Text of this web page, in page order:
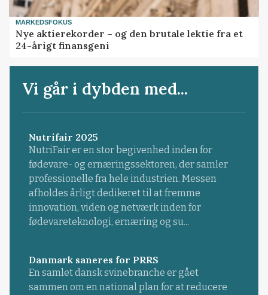
MARKEDSFOKUS
Nye aktierekorder – og den brutale lektie fra et
24-årigt finansgeni
Vi går i dybden med...
Nutrifair 2025
NutriFair er en stor begivenhed inden for
fødevare- og ernæringssektoren, der samler
professionelle fra hele industrien. Messen
afholdes årligt dedikeret til at fremme
innovation, viden og netværk inden for
fødevareteknologi, ernæring og su...
Danmark saneres for PRRS
En samlet dansk svinebranche er gået
sammen om en national plan for at reducere